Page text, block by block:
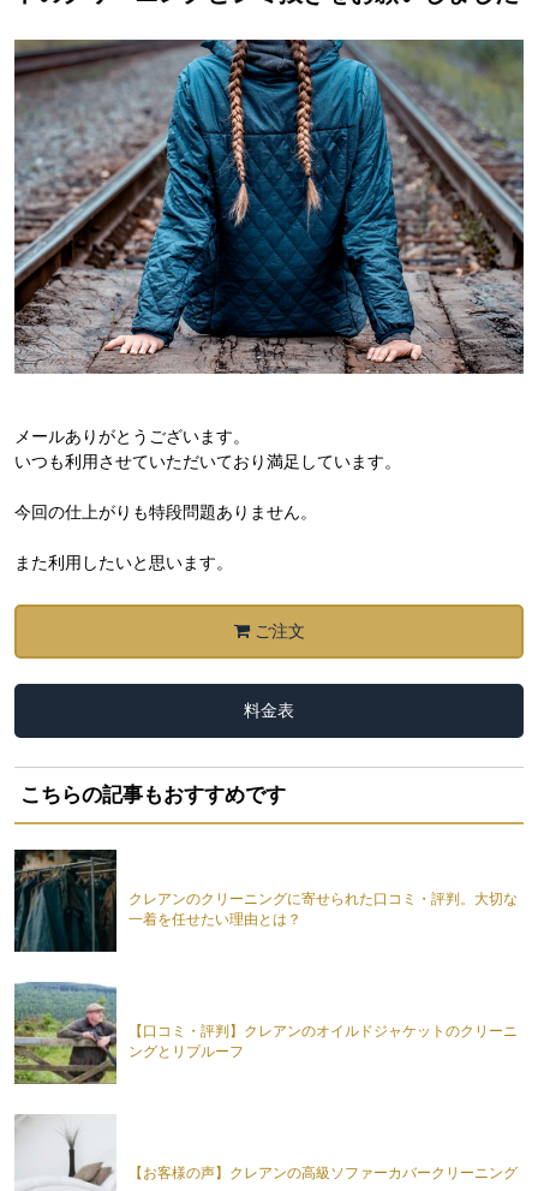
メールありがとうございます。
いつも利用させていただいており満足しています。
今回の仕上がりも特段問題ありません。
また利用したいと思います。
ご注文
料金表
こちらの記事もおすすめです
クレアンのクリーニングに寄せられた口コミ・評判。大切な
一着を任せたい理由とは？
【口コミ・評判】クレアンのオイルドジャケットのクリーニ
ングとリプルーフ
【お客様の声】クレアンの高級ソファーカバークリーニング